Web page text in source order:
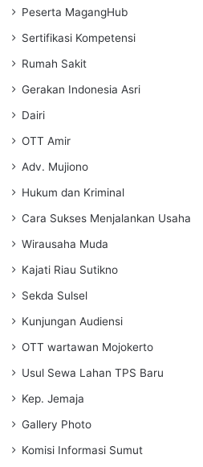
Peserta MagangHub
Sertifikasi Kompetensi
Rumah Sakit
Gerakan Indonesia Asri
Dairi
OTT Amir
Adv. Mujiono
Hukum dan Kriminal
Cara Sukses Menjalankan Usaha
Wirausaha Muda
Kajati Riau Sutikno
Sekda Sulsel
Kunjungan Audiensi
OTT wartawan Mojokerto
Usul Sewa Lahan TPS Baru
Kep. Jemaja
Gallery Photo
Komisi Informasi Sumut